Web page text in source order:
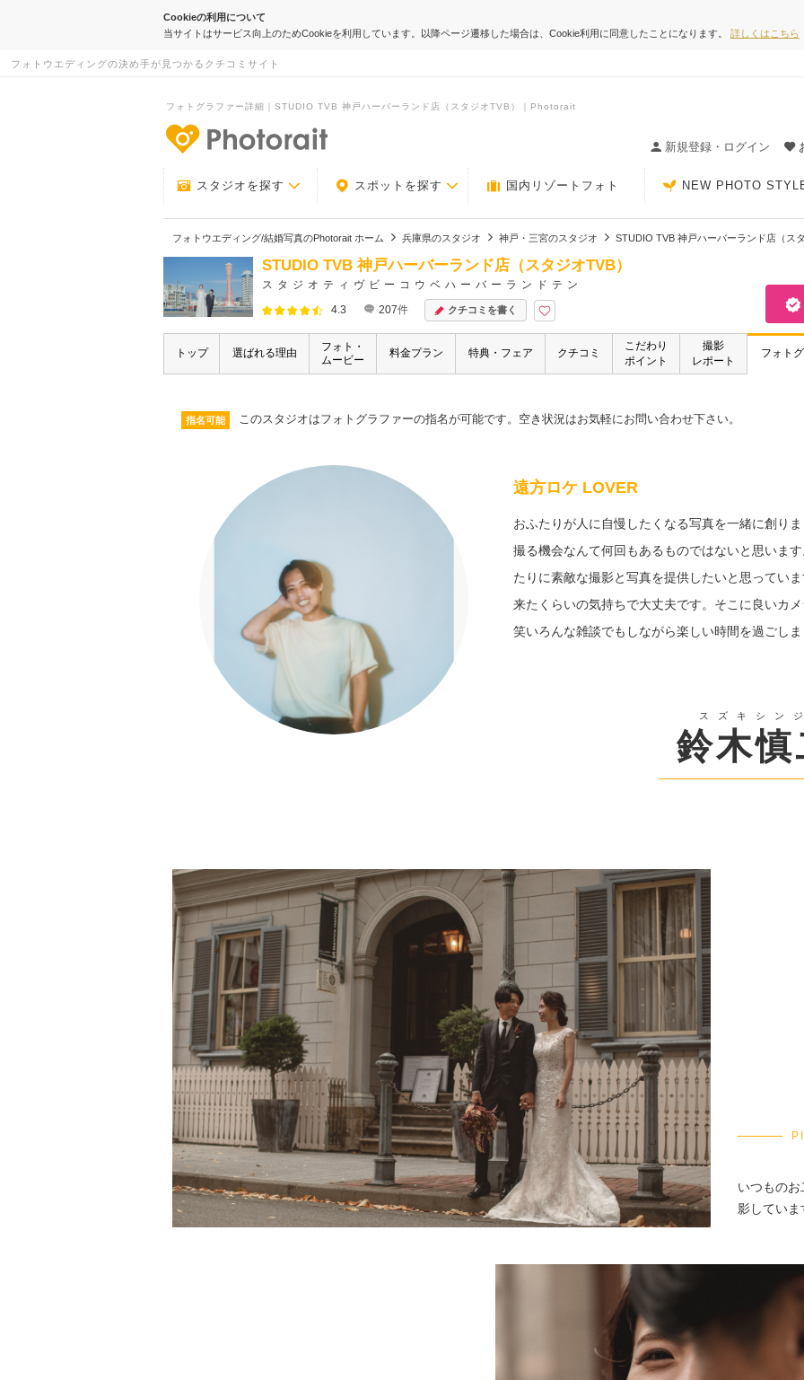
Cookieの利用について
当サイトはサービス向上のためCookieを利用しています。以降ページ遷移した場合は、Cookie利用に同意したことになります。 詳しくはこちら
フォトウエディングの決め手が見つかるクチコミサイト
フォトグラファー詳細｜STUDIO TVB 神戸ハーバーランド店（スタジオTVB）｜Photorait
新規登録・ログイン
スタジオを探す スポットを探す 国内リゾートフォト NEW PHOTO
フォトウエディング/結婚写真のPhotorait ホーム 兵庫県のスタジオ 神戸・三宮のスタジオ STUDIO TVB 神戸ハーバーランド店（ス
STUDIO TVB 神戸ハーバーランド店（スタジオTVB）
スタジオティヴビーコウベハーバーランドテン
4.3
207件 クチコミを書く
トップ 選ばれる理由
フォト・
ムービー
料金プラン 特典・フェア クチコミ
こだわり
ポイント
撮影
レポート
フォト
指名可能 このスタジオはフォトグラファーの指名が可能です。空き状況はお気軽にお問い合わせ下さい。
遠方ロケ LOVER
おふたりが人に自慢したくなる写真を一緒に創り
撮る機会なんて何回もあるものではないと思いま
たりに素敵な撮影と写真を提供したいと思ってい
来たくらいの気持ちで大丈夫です。そこに良いカ
笑いろんな雑談でもしながら楽しい時間を過ごし
スズキシン
鈴木慎
いつもの
影していま